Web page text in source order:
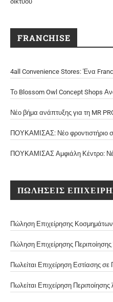
FRANCHISE
4all Convenience Stores: Ένα
Το Blossom Owl Concept Shops
Νέο βήμα ανάπτυξης για τη MR
ΠΟΥΚΑΜΙΣΑΣ: Νέο φροντιστήριο
ΠΟΥΚΑΜΙΣΑΣ Αμφιάλη Κέντρο:
ΠΩΛΗΣΕΙΣ
Πώληση Επιχείρησης
Πώληση Επιχείρησης
Πωλείται Επιχείρηση Εστίασης σε
Πωλείται Επιχείρηση